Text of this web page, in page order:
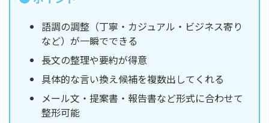
語調の調整（丁寧・カジュアル・ビジネス寄り
など）が一瞬でできる
長文の整理や要約が得意
具体的な言い換え候補を複数出してくれる
メール文・提案書・報告書など形式に合わせて
整形可能